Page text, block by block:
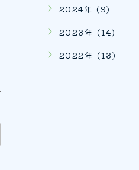
2024年 (9)
2023年 (14)
2022年 (13)